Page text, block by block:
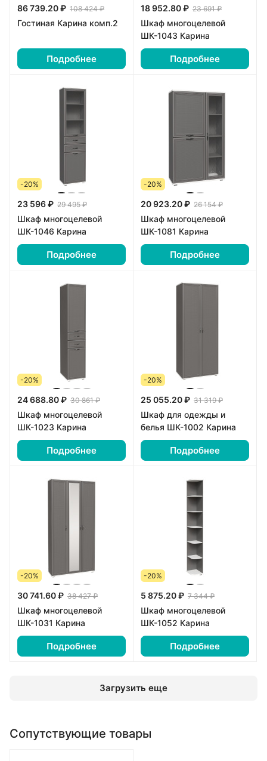
86 739.20 ₽ 108 424 ₽
Гостиная Карина комп.2
Подробнее
18 952.80 ₽ 23 691 ₽
Шкаф многоцелевой
ШК-1043 Карина
Подробнее
-20%
23 596 ₽ 29 495 ₽
Шкаф многоцелевой
ШК-1046 Карина
Подробнее
-20%
20 923.20 ₽ 26 154 ₽
Шкаф многоцелевой
ШК-1081 Карина
Подробнее
-20%
24 688.80 ₽ 30 861 ₽
Шкаф многоцелевой
ШК-1023 Карина
Подробнее
-20%
25 055.20 ₽ 31 319 ₽
Шкаф для одежды и
белья ШК-1002 Карина
Подробнее
-20%
30 741.60 ₽ 38 427 ₽
Шкаф многоцелевой
ШК-1031 Карина
Подробнее
-20%
5 875.20 ₽ 7 344 ₽
Шкаф многоцелевой
ШК-1052 Карина
Подробнее
Загрузить еще
Сопутствующие товары